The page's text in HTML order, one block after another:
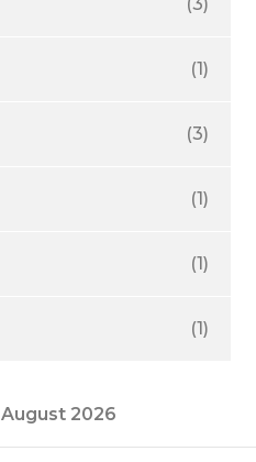
(1)
(3)
(1)
(1)
(1)
August 2026